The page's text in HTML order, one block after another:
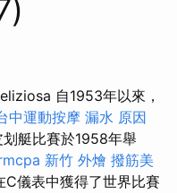
自1953年以來，
中運動按摩 漏水 原因
艇比賽於1958年舉
新竹 外燴 撥筋美
儀表中獲得了世界比賽